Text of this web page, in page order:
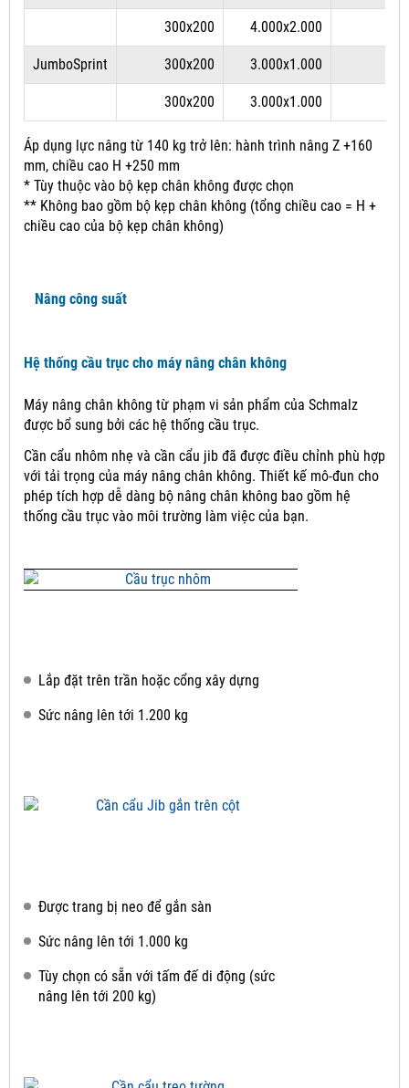
300x200 4.000x2.000
JumboSprint 300x200 3.000x1.000
300x200 3.000x1.000
Áp dụng lực nâng từ 140 kg trở lên: hành trình nâng Z +160
mm, chiều cao H +250 mm
* Tùy thuộc vào bộ kẹp chân không được chọn
** Không bao gồm bộ kẹp chân không (tổng chiều cao = H +
chiều cao của bộ kẹp chân không)
Nâng công suất
Hệ thống cầu trục cho máy nâng chân không
Máy nâng chân không từ phạm vi sản phẩm của Schmalz
được bổ sung bởi các hệ thống cầu trục.
Cần cẩu nhôm nhẹ và cần cẩu jib đã được điều chỉnh phù hợp
với tải trọng của máy nâng chân không. Thiết kế mô-đun cho
phép tích hợp dễ dàng bộ nâng chân không bao gồm hệ
thống cầu trục vào môi trường làm việc của bạn.
Lắp đặt trên trần hoặc cổng xây dựng
Sức nâng lên tới 1.200 kg
Được trang bị neo để gắn sàn
Sức nâng lên tới 1.000 kg
Tùy chọn có sẵn với tấm đế di động (sức
nâng lên tới 200 kg)